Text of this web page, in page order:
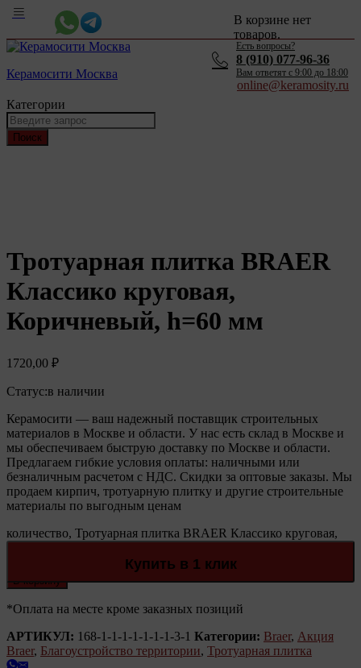
Керамосити Москва
В корзине нет
товаров.
Категории
Поиск
Есть вопросы?
8 (910) 077-96-36
Вам ответят c 9:00 до 18:00
online@keramosity.ru
Тротуарная плитка BRAER
Классико круговая,
Коричневый, h=60 мм
1720,00 ₽
Статус:в наличии
Керамосити — ваш надежный поставщик строительных
материалов в Москве и области. У нас есть склад в Москве и
мы обеспечиваем быструю доставку по Москве и области.
Предлагаем гибкие условия оплаты: наличными или
безналичным расчетом с НДС. Скидки за оптовые заказы. Мы
продаем кирпич, тротуарную плитку и другие строительные
материалы по выгодным ценам
количество, Тротуарная плитка BRAER Классико круговая,
В корзину
Купить в 1 клик
*Оплата на месте кроме заказных позиций
АРТИКУЛ: 168-1-1-1-1-1-1-1-3-1 Категории: Braer, Акция
Braer, Благоустройство территории, Тротуарная плитка